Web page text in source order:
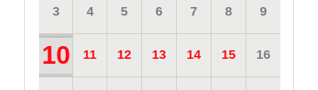
3 4 5 6 7 8 9
10 11 12 13 14 15 16